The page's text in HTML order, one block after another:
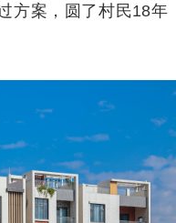
方案，圆了村民18年